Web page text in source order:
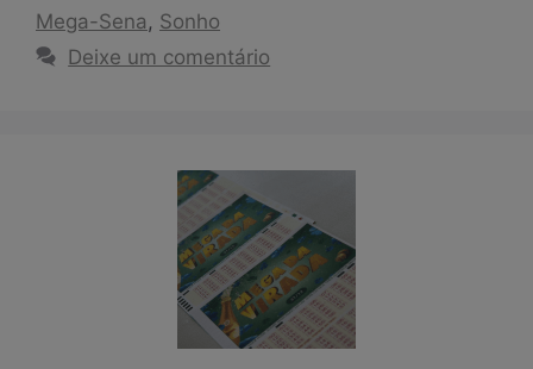
Mega-Sena , Sonho
Deixe um comentário